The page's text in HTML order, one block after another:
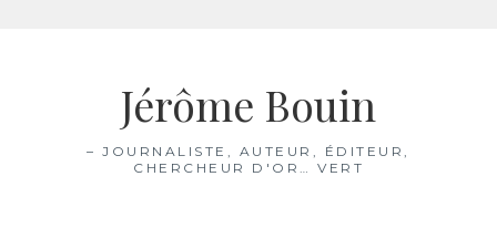
Jérôme Bouin
– JOURNALISTE, AUTEUR, ÉDITEUR,
CHERCHEUR D'OR… VERT